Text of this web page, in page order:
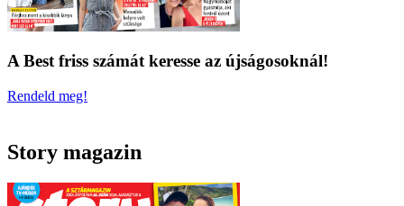
A Best friss számát keresse az újságosoknál!
Rendeld meg!
Story magazin